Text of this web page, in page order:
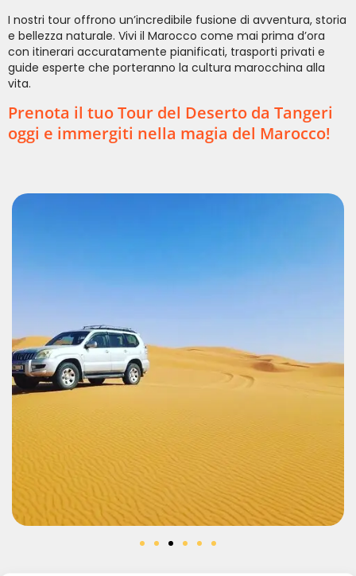
I nostri tour offrono un’incredibile fusione di avventura, storia
e bellezza naturale. Vivi il Marocco come mai prima d’ora
con itinerari accuratamente pianificati, trasporti privati e
guide esperte che porteranno la cultura marocchina alla
vita.
Prenota il tuo Tour del Deserto da Tangeri
oggi e immergiti nella magia del Marocco!